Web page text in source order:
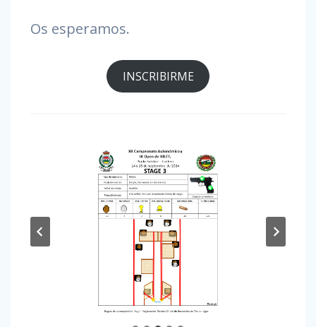
Os esperamos.
INSCRIBIRME